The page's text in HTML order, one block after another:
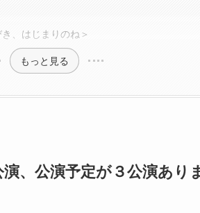
、はじまりのね＞
もっと見る
、公演予定が３公演あり